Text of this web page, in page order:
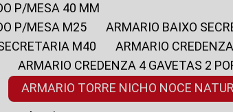
P/MESA 40 MM
P/MESA M25
ARMARIO BAIXO
M40
ARMARIO
ARMARIO CREDENZA 4 GAVETAS 2
ARMARIO TORRE NICHO NOCE